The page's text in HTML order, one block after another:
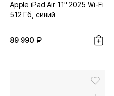
Apple iPad Air 11" 2025 Wi-Fi
512 Гб, синий
89 990 ₽